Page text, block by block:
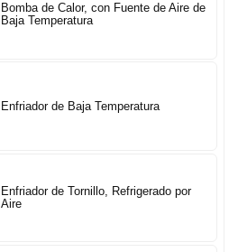
Bomba de Calor, con Fuente de Aire de
Baja Temperatura
Enfriador de Baja Temperatura
Enfriador de Tornillo, Refrigerado por
Aire